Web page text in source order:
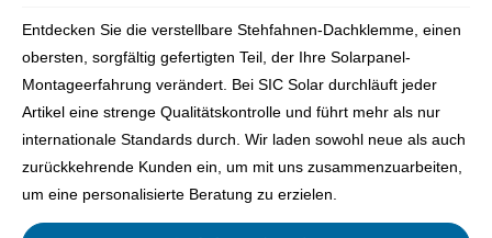
Entdecken Sie die verstellbare Stehfahnen-Dachklemme, einen
obersten, sorgfältig gefertigten Teil, der Ihre Solarpanel-
Montageerfahrung verändert. Bei SIC Solar durchläuft jeder
Artikel eine strenge Qualitätskontrolle und führt mehr als nur
internationale Standards durch. Wir laden sowohl neue als auch
zurückkehrende Kunden ein, um mit uns zusammenzuarbeiten,
um eine personalisierte Beratung zu erzielen.